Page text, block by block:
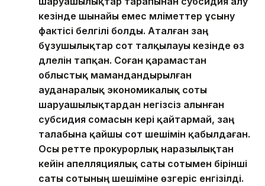
кезінде шынайы емес мәліметтер ұсыну
фактісі белгілі болды. Аталған заң
бұзушылықтар сот талқылауы кезінде өз
дәлелін тапқан. Соған қарамастан
облыстық мамандандырылған
ауданаралық экономикалық соты
шаруашылықтардан негізсіз алынған
субсидия сомасын кері қайтармай, заң
талабына қайшы сот шешімін қабылдаған.
Осы ретте прокурорлық наразылықтан
кейін апелляциялық саты сотымен бірінші
саты сотының шешіміне өзгеріс енгізілді.